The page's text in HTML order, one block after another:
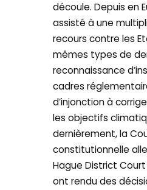
découle. Depuis en
assisté à une
recours contre les
mêmes types de
reconnaissance
cadres
d’injonction à
les objectifs
dernièrement, la
constitutionnelle
Hague District
ont rendu des